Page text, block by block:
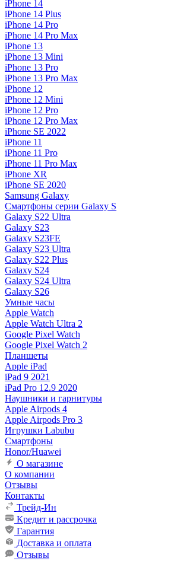
iPhone 14
iPhone 14 Plus
iPhone 14 Pro
iPhone 14 Pro Max
iPhone 13
iPhone 13 Mini
iPhone 13 Pro
iPhone 13 Pro Max
iPhone 12
iPhone 12 Mini
iPhone 12 Pro
iPhone 12 Pro Max
iPhone SE 2022
iPhone 11
iPhone 11 Pro
iPhone 11 Pro Max
iPhone XR
iPhone SE 2020
Samsung Galaxy
Смартфоны серии Galaxy S
Galaxy S22 Ultra
Galaxy S23
Galaxy S23FE
Galaxy S23 Ultra
Galaxy S22 Plus
Galaxy S24
Galaxy S24 Ultra
Galaxy S26
Умные часы
Apple Watch
Apple Watch Ultra 2
Google Pixel Watch
Google Pixel Watch 2
Планшеты
Apple iPad
iPad 9 2021
iPad Pro 12.9 2020
Наушники и гарнитуры
Apple Airpods 4
Apple Airpods Pro 3
Игрушки Labubu
Смартфоны
Honor/Huawei
О магазине
О компании
Отзывы
Контакты
Трейд-Ин
Кредит и рассрочка
Гарантия
Доставка и оплата
Отзывы